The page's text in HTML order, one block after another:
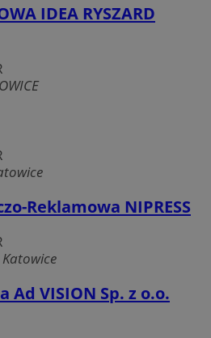
IDEA RYSZARD
Reklamowa NIPRESS
Ad VISION Sp. z o.o.